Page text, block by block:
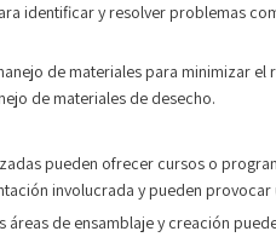
identificar y resolver problemas
de materiales para minimizar
de materiales de desecho.
pueden ofrecer cursos o
involucrada y pueden
de ensamblaje y creación